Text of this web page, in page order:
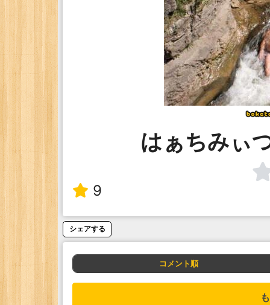
はぁちみぃ
9
シェアする
コメント順